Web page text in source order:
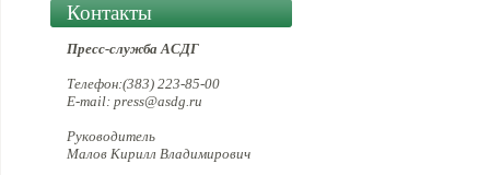
Контакты
Пресс-служба АСДГ
Телефон:(383) 223-85-00
E-mail: press@asdg.ru
Руководитель
Малов Кирилл Владимирович